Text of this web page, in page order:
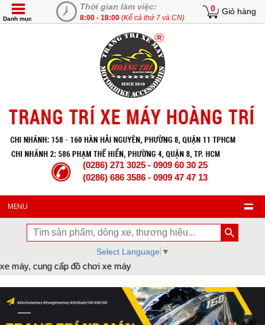
Thời gian làm việc:
8:00 - 18:00 (Kể cả thứ 7 và CN)
0 Giỏ hàng
Danh mục
(0286) 271 3025 - 0909 60 30 25
(0286) 686 3586 - 0909 47 47 13
MENU
Select Language ▼